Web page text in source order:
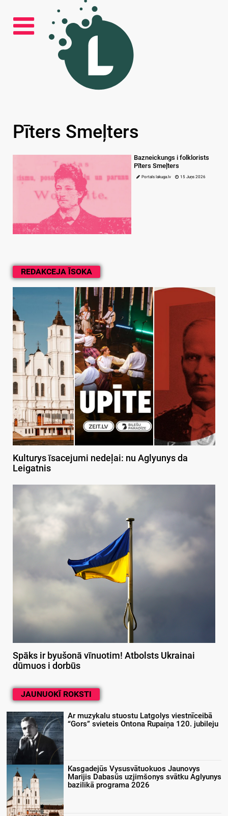
REDAKCEJA ĪSOKA
Kulturys īsacejumi nedeļai: nu Aglyunys da
Leigatnis
Spāks ir byušonā vīnuotim! Atbolsts Ukrainai
dūmuos i dorbūs
Pīters Smeļters
Bazneickungs i folklorists
Pīters Smeļters
Portals lakuga.lv 15 Juņs 2026
JAUNUOKĪ ROKSTI
Ar muzykalu stuostu Latgolys viestnīceibā
“Gors” svieteis Ontona Rupaiņa 120. jubileju
Kasgadejūs Vysusvātuokuos Jaunovys
Marijis Dabasūs uzjimšonys svātku Aglyunys
bazilikā programa 2026